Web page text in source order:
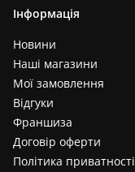
Інформація
Новини
Наші магазини
Мої замовлення
Відгуки
Франшиза
Договір оферти
Політика приватності